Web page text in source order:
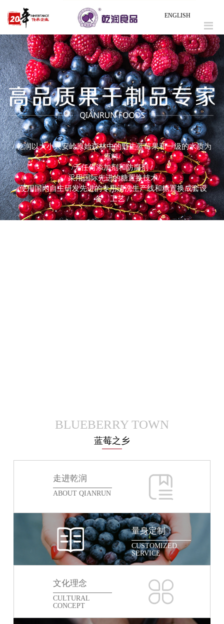
ENGLISH
/ 乾润以大小兴安岭原始森林中的野生蓝莓果和一级的水质为
原料/
/无任何添加剂和防腐剂 /
/ 采用国际先进的糖置换技术/
/使用国内自主研发先进的专用清洗生产线和糖置换成套设
备、工艺 /
BLUEBERRY TOWN
蓝莓之乡
走进乾润
ABOUT QIANRUN
量身定制
CUSTOMIZED
SERVICE
文化理念
CULTURAL
CONCEPT